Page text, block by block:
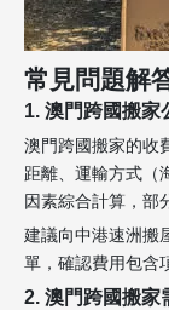
常見問題解
1. 澳門跨國搬家
澳門跨國搬家的收
距離、運輸方式（
因素綜合計算，部
建議向中港速洲搬
單，確認費用包含
2. 澳門跨國搬家